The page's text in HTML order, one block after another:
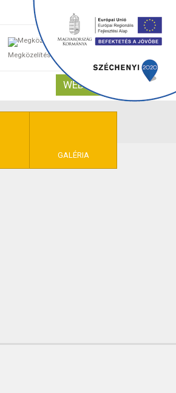
Megközelítés
0
WEBSHOP
GALÉRIA